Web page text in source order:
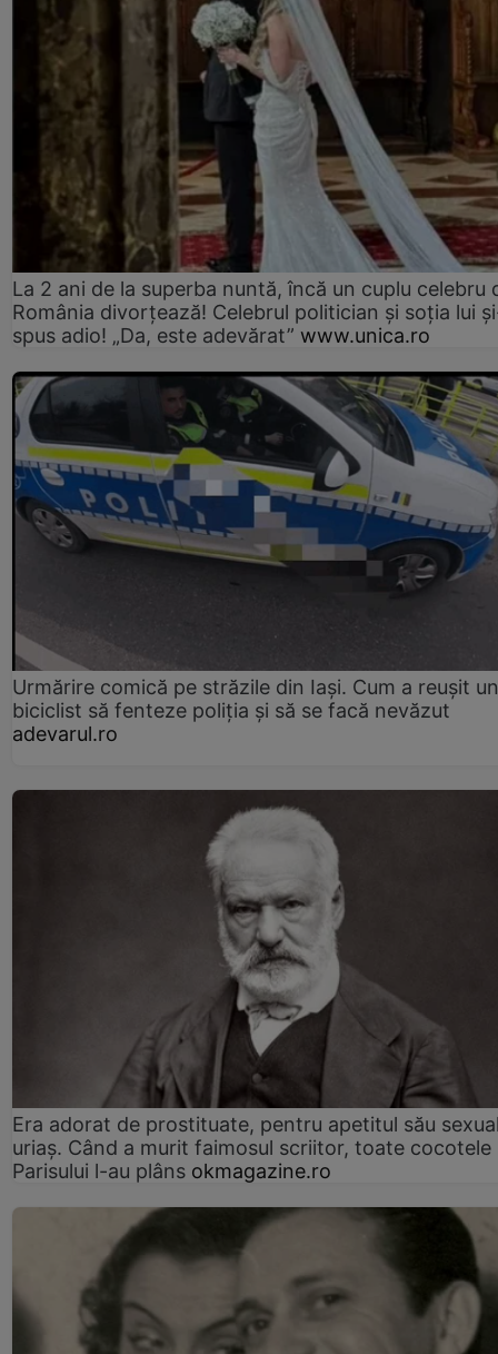
La 2 ani de la superba nuntă, încă un cuplu celebru
România divorțează! Celebrul politician și soția lui
spus adio! „Da, este adevărat” www.unica.ro
Urmărire comică pe străzile din Iași. Cum a reușit un
biciclist să fenteze poliția și să se facă nevăzut
adevarul.ro
Era adorat de prostituate, pentru apetitul său
uriaș. Când a murit faimosul scriitor, toate cocotele
Parisului l-au plâns okmagazine.ro